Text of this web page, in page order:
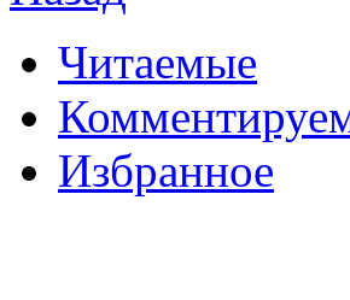
Читаемые
Избранное